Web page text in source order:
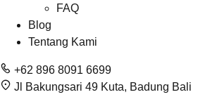
FAQ
Blog
Tentang Kami
+62 896 8091 6699
Jl Bakungsari 49 Kuta, Badung Bali